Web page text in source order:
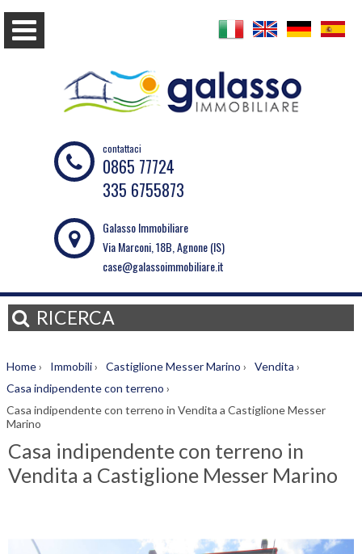
contattaci
0865 77724
335 6755873
Galasso Immobiliare
Via Marconi, 18B, Agnone (IS)
case@galassoimmobiliare.it
RICERCA
Home› Immobili› Castiglione Messer Marino › Vendita ›
Casa indipendente con terreno ›
Casa indipendente con terreno in Vendita a Castiglione Messer
Marino
Casa indipendente con terreno in
Vendita a Castiglione Messer Marino